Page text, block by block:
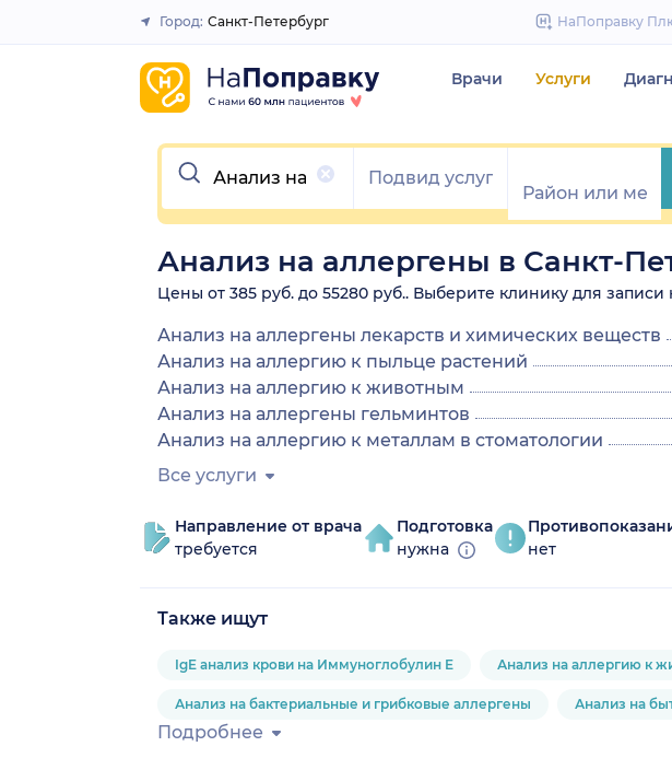
Закрыть
Город: Санкт-Петербург НаПоправку
Врачи Услуги
Очистить
Анализ на аллергены в Санкт-
Цены от 385 руб. до 55280 руб.. Выберите клинику для
Анализ на аллергены лекарств и химических веществ
Анализ на аллергию к пыльце растений
Анализ на аллергию к животным
Анализ на аллергены гельминтов
Анализ на аллергию к металлам в стоматологии
Все услуги
Направление от врача
требуется
Подготовка
нужна
нет
Также ищут
IgE анализ крови на Иммуноглобулин Е Анализ на аллергию к
Анализ на бактериальные и грибковые аллергены Анализ на
Подробнее